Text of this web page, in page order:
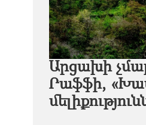
Արցախի
Րաֆֆի,